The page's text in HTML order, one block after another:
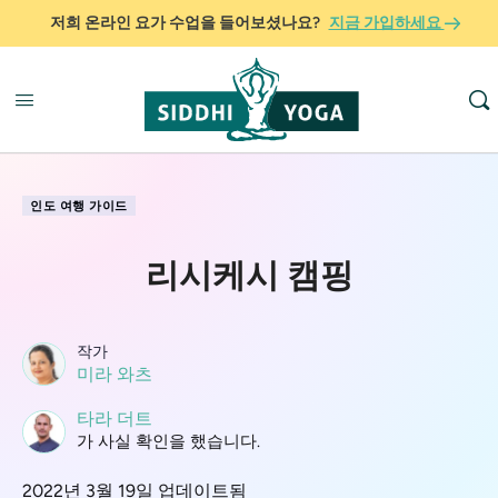
저희 온라인 요가 수업을 들어보셨나요? 지금 가입하세요
인도 여행 가이드
리시케시 캠핑
작가
미라 와츠
타라 더트
가 사실 확인을 했습니다.
2022년 3월 19일 업데이트됨